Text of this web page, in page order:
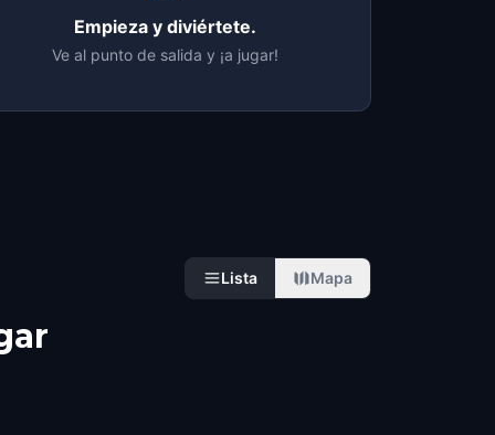
Empieza y diviértete.
Ve al punto de salida y ¡a jugar!
Lista Mapa